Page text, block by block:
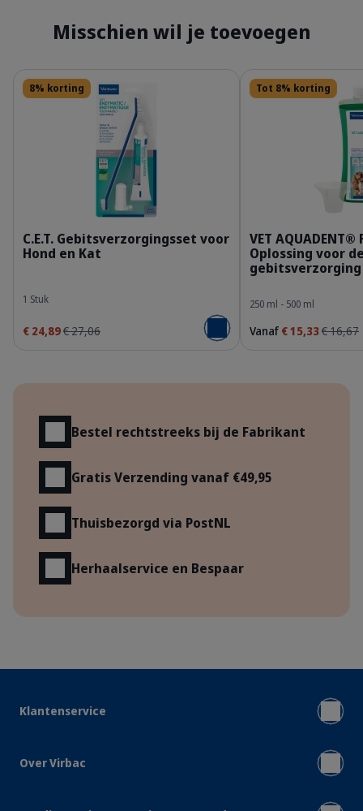
Misschien wil je toevoegen
309624_Kit_Enzymatic-
8% korting
C.E.T. Gebitsverzorgingsset voor
Hond en Kat
1 Stuk
€ 24,89€ 27,06 Voeg toe aan winkelmandje
Details
Tot 8% korting
VET AQUADENT®
Oplossing voor
gebitsverzorging
250 ml - 500 ml
Vanaf € 15,33€ 16,67
Details
Bestel rechtstreeks bij de Fabrikant
Gratis Verzending vanaf €49,95
Thuisbezorgd via PostNL
Herhaalservice en Bespaar
Klantenservice
Over Virbac